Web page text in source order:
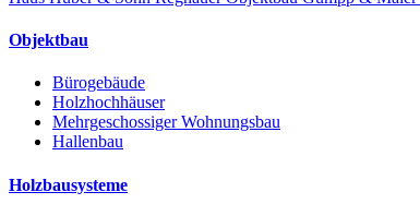
Objektbau
Bürogebäude
Holzhochhäuser
Mehrgeschossiger Wohnungsbau
Hallenbau
Holzbausysteme